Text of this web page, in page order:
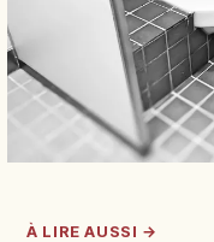
À LIRE AUSSI →